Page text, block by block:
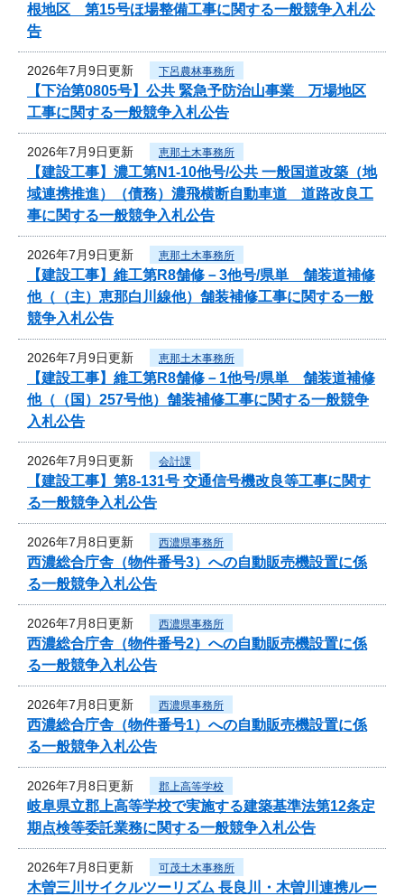
根地区 第15号ほ場整備工事に関する一般競争入札公
告
2026年7月9日更新 下呂農林事務所
【下治第0805号】公共 緊急予防治山事業 万場地区
工事に関する一般競争入札公告
2026年7月9日更新 恵那土木事務所
【建設工事】濃工第N1-10他号/公共 一般国道改築（地
域連携推進）（債務）濃飛横断自動車道 道路改良工
事に関する一般競争入札公告
2026年7月9日更新 恵那土木事務所
【建設工事】維工第R8舗修－3他号/県単 舗装道補修
他（（主）恵那白川線他）舗装補修工事に関する一般
競争入札公告
2026年7月9日更新 恵那土木事務所
【建設工事】維工第R8舗修－1他号/県単 舗装道補修
他（（国）257号他）舗装補修工事に関する一般競争
入札公告
2026年7月9日更新 会計課
【建設工事】第8-131号 交通信号機改良等工事に関す
る一般競争入札公告
2026年7月8日更新 西濃県事務所
西濃総合庁舎（物件番号3）への自動販売機設置に係
る一般競争入札公告
2026年7月8日更新 西濃県事務所
西濃総合庁舎（物件番号2）への自動販売機設置に係
る一般競争入札公告
2026年7月8日更新 西濃県事務所
西濃総合庁舎（物件番号1）への自動販売機設置に係
る一般競争入札公告
2026年7月8日更新 郡上高等学校
岐阜県立郡上高等学校で実施する建築基準法第12条定
期点検等委託業務に関する一般競争入札公告
2026年7月8日更新 可茂土木事務所
木曽三川サイクルツーリズム 長良川・木曽川連携ルー